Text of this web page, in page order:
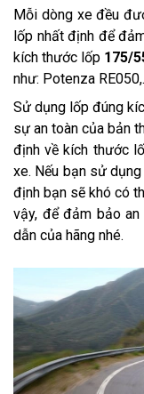
Mỗi dòng xe đều
lốp nhất định để
kích thước lốp 175/
như: Potenza
Sử dụng lốp đúng
sự an toàn của bản
định về kích thước
xe. Nếu bạn sử
định bạn sẽ khó có
vậy, để đảm bảo
dẫn của hãng nhé.